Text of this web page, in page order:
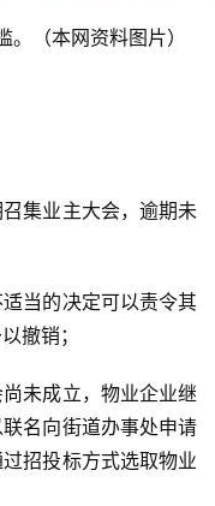
（本网资料图片）
集业主大会，逾期未
当的决定可以责令其
撤销；
未成立，物业企业继
名向街道办事处申请
招投标方式选取物业